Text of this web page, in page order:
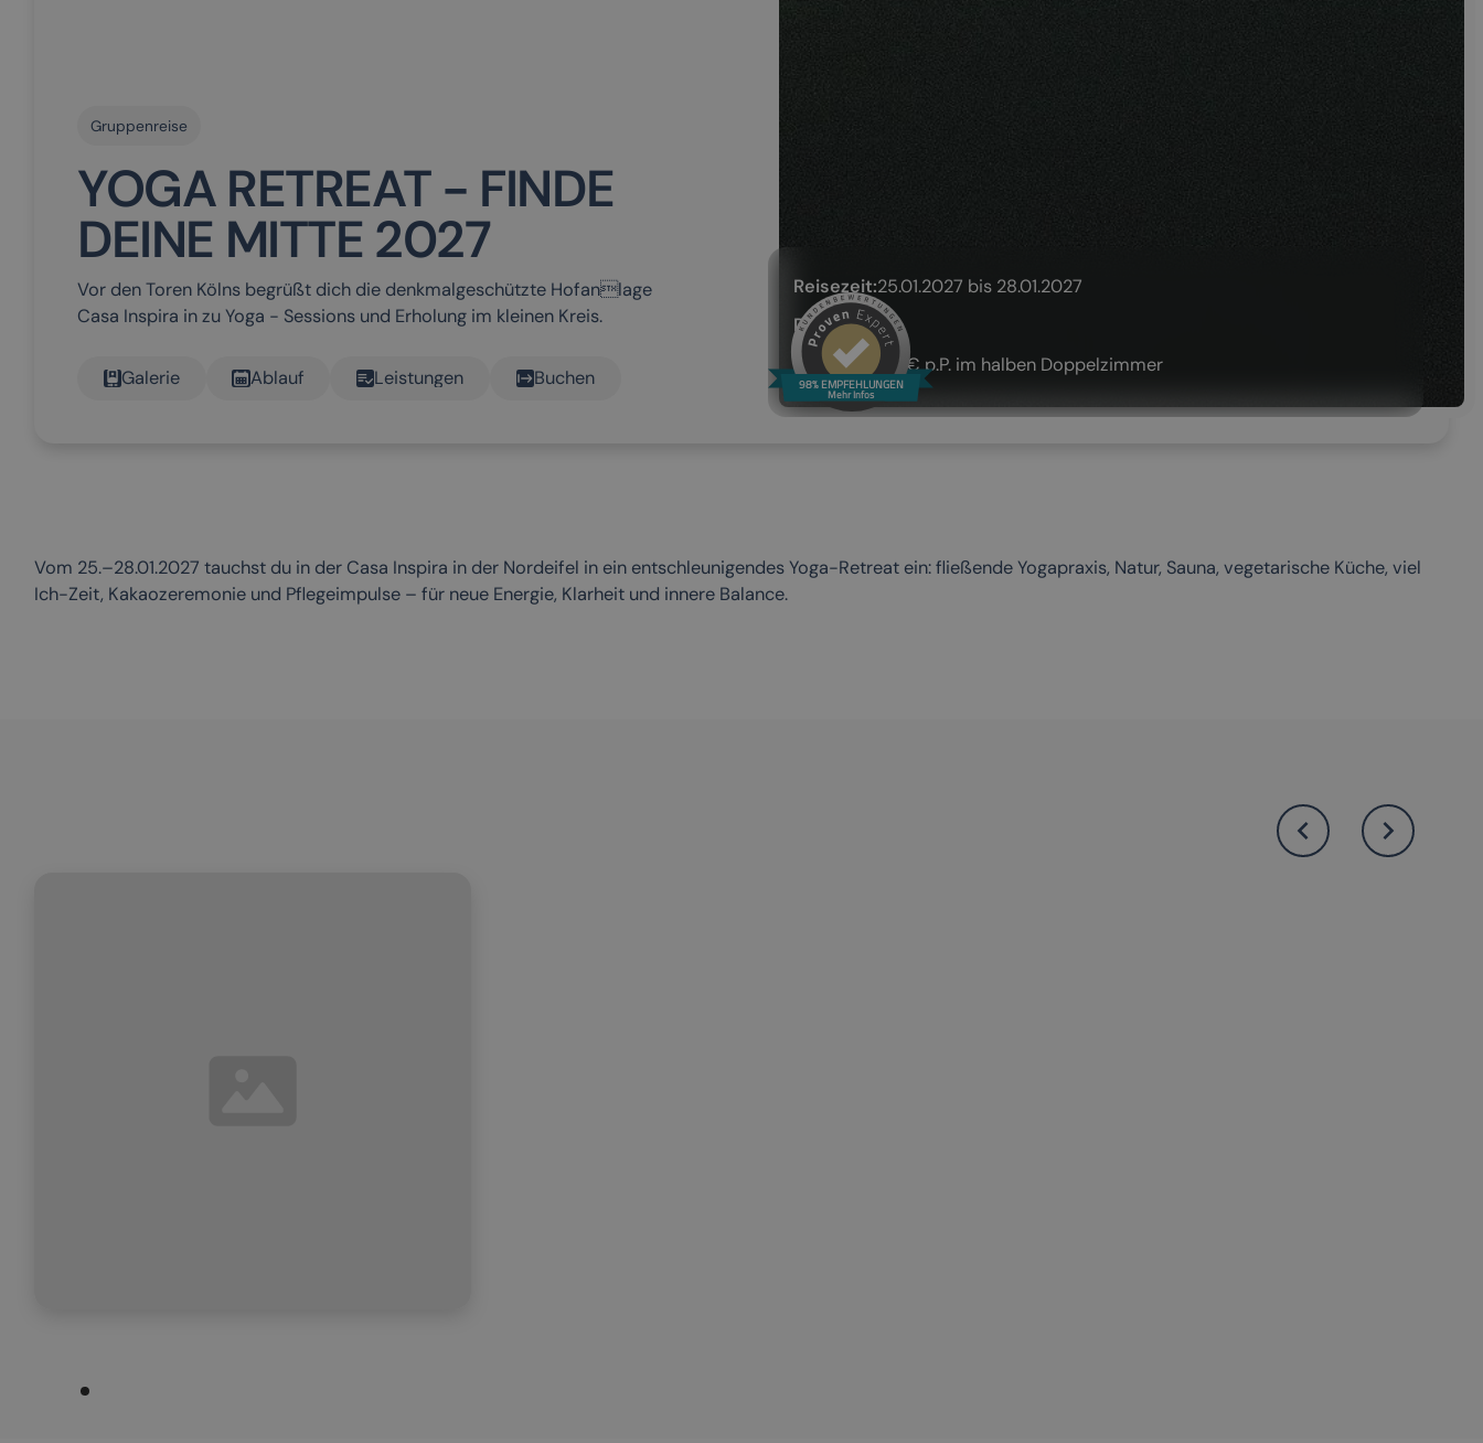
Gruppenreise
YOGA RETREAT - FINDE
DEINE MITTE 2027
Vor den Toren Kölns begrüßt dich die denkmalgeschützte Hofanlage
Casa Inspira in zu Yoga - Sessions und Erholung im kleinen Kreis.
Galerie Ablauf Leistungen Buchen
Reisezeit:25.01.2027 bis 28.01.2027
Dauer:4 Tage
Preis:629,00 € p.P. im halben Doppelzimmer
98% EMPFEHLUNGEN
Mehr Infos
Vom 25.–28.01.2027 tauchst du in der Casa Inspira in der Nordeifel in ein entschleunigendes Yoga-Retreat ein: fließende Yogapraxis, Natur, Sauna, vegetarische Küche, viel
Ich-Zeit, Kakaozeremonie und Pflegeimpulse – für neue Energie, Klarheit und innere Balance.